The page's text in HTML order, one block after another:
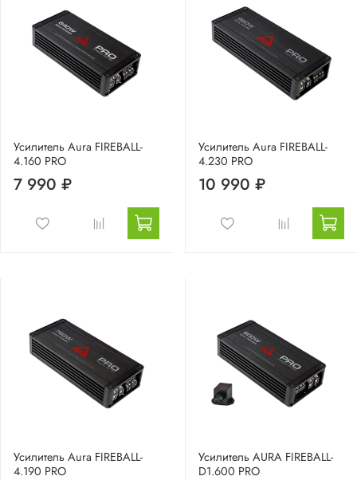
Усилитель Aura FIREBALL-
4.160 PRO
7 990 ₽
Усилитель Aura FIREBALL-
4.230 PRO
10 990 ₽
Усилитель Aura FIREBALL-
4.190 PRO
Усилитель AURA FIREBALL-
D1.600 PRO